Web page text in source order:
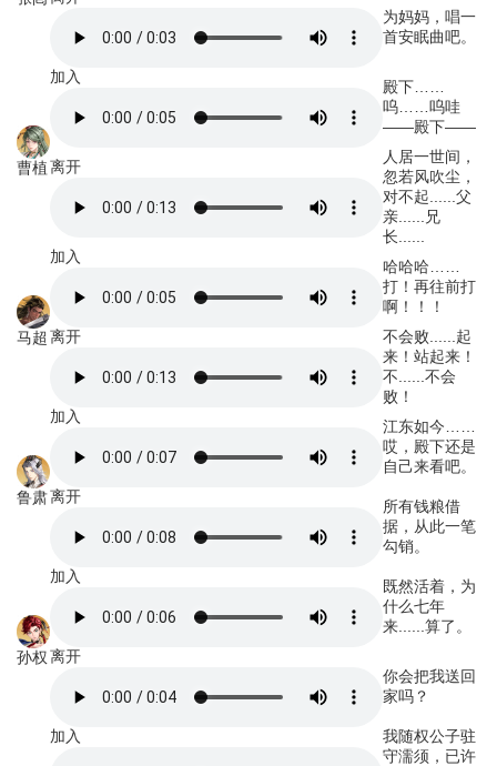
为妈妈，唱一
首安眠曲吧。
曹植
加入
殿下……
呜……呜哇
——殿下——
离开
人居一世间，
忽若风吹尘，
对不起......父
亲......兄
长......
马超
加入
哈哈哈……
打！再往前打
啊！！！
离开
不会败......起
来！站起来！
不......不会
败！
鲁肃
加入
江东如今……
哎，殿下还是
自己来看吧。
离开
所有钱粮借
据，从此一笔
勾销。
孙权
加入
既然活着，为
什么七年
来......算了。
离开
你会把我送回
家吗？
加入
我随权公子驻
守濡须，已许